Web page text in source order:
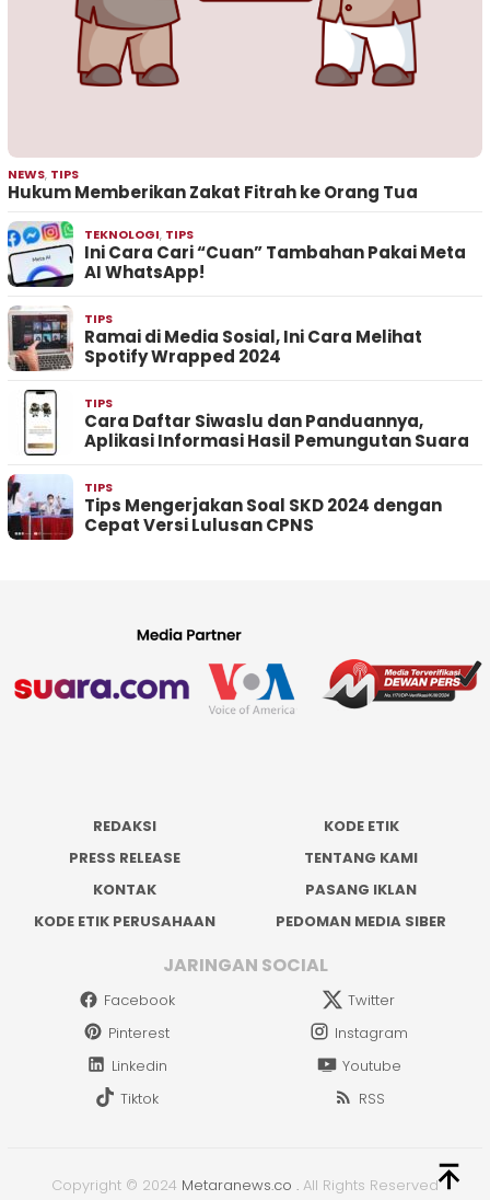
NEWS, TIPS
Hukum Memberikan Zakat Fitrah ke Orang Tua
TEKNOLOGI, TIPS
Ini Cara Cari “Cuan” Tambahan Pakai Meta
AI WhatsApp!
TIPS
Ramai di Media Sosial, Ini Cara Melihat
Spotify Wrapped 2024
TIPS
Cara Daftar Siwaslu dan Panduannya,
Aplikasi Informasi Hasil Pemungutan Suara
TIPS
Tips Mengerjakan Soal SKD 2024 dengan
Cepat Versi Lulusan CPNS
REDAKSI
KODE ETIK
PRESS RELEASE
TENTANG KAMI
KONTAK
PASANG IKLAN
KODE ETIK PERUSAHAAN
PEDOMAN MEDIA SIBER
JARINGAN SOCIAL
Facebook
Twitter
Pinterest
Instagram
Linkedin
Youtube
Tiktok
RSS
Copyright © 2024 Metaranews.co . All Rights Reserved